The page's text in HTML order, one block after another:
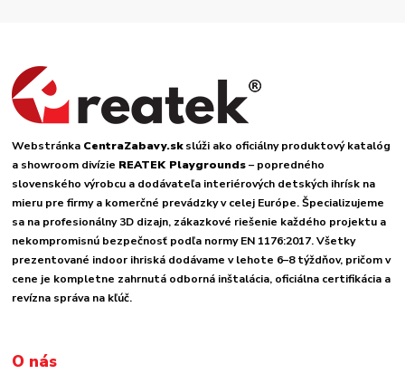
Webstránka CentraZabavy.skslúži ako oficiálny produktový katalóg
a showroom divízie REATEK Playgrounds– popredného
slovenského výrobcu a dodávateľa interiérových detských ihrísk na
mieru pre firmy a komerčné prevádzky v celej Európe. Špecializujeme
sa na profesionálny 3D dizajn, zákazkové riešenie každého projektu a
nekompromisnú bezpečnosť podľa normy EN 1176:2017. Všetky
prezentované indoor ihriská dodávame v lehote 6–8 týždňov, pričom v
cene je kompletne zahrnutá odborná inštalácia, oficiálna certifikácia a
revízna správa na kľúč.
O nás